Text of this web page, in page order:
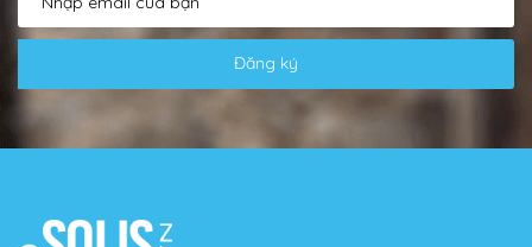
Đăng ký